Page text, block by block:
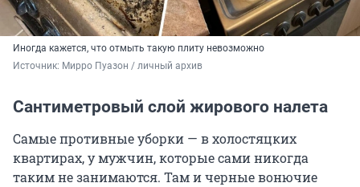
Иногда кажется, что отмыть такую плиту невозможно
Источник: Мирро Пуазон / личный архив
Сантиметровый слой жирового налета
Самые противные уборки — в холостяцких
квартирах, у мужчин, которые сами никогда
таким не занимаются. Там и черные вонючие